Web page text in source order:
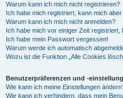
Warum kann ich mich nicht registrieren?
Ich habe mich registriert, kann mich aber
Warum kann ich mich nicht anmelden?
Ich habe mich vor einiger Zeit
Ich habe mein Passwort vergessen!
Warum werde ich automatisch
Wozu ist die Funktion „Alle Cookies
Benutzerpräferenzen und -
Wie kann ich meine Einstellungen
Wie kann ich verhindern, dass mein